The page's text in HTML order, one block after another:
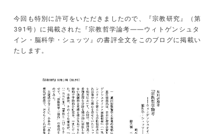
今回も特別に許可をいただきましたので、『宗教研究』（第
391号）に掲載された『宗教哲学論考――ウィトゲンシュタ
イン・脳科学・シュッツ』の書評全文をこのブログに掲載い
たします。